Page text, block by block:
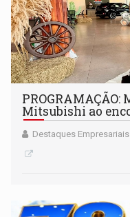
PROGRAMAÇÃO:
Mitsubishi ao
Destaques Empresariais